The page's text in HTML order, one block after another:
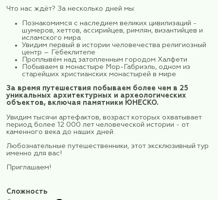
Впервые клуб «Бархатный сезон» отправляется
уникальное путешествие, в сердце древней
в отдалённые уголки Турции.
Для многих Турция — это море. И мы окунёмся
историческое море разных цивилизаций.
Что нас ждёт? За несколько дней мы:
Познакомимся с наследием великих
шумеров, хеттов, ассирийцев, римлян,
исламского мира
Увидим первый в истории человечества
центр – Гёбеклитепе
Побываем в монастыре Мор-Габриэль,
старейших христианских монастырей в
объектов, включая памятники ЮНЕСКО.